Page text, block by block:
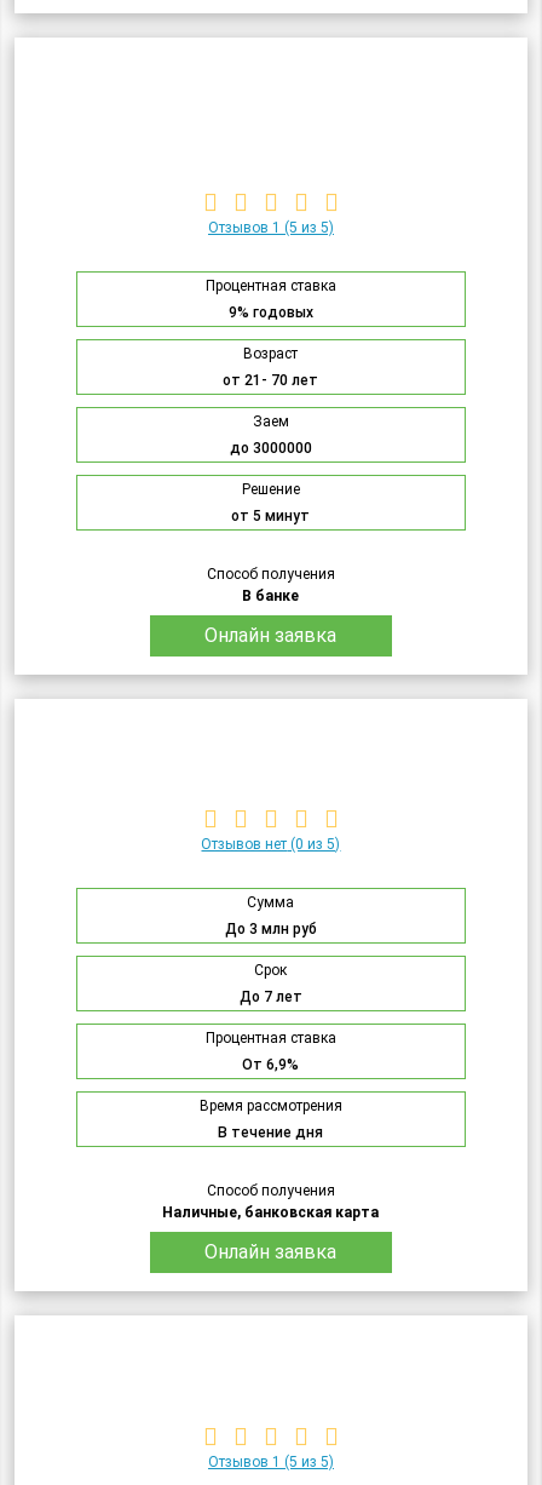
Отзывов 1 (5 из 5)
Процентная ставка
9% годовых
Возраст
от 21- 70 лет
Заем
до 3000000
Решение
от 5 минут
Способ получения
В банке
Онлайн заявка
Отзывов нет (0 из 5)
Сумма
До 3 млн руб
Срок
До 7 лет
Процентная ставка
От 6,9%
Время рассмотрения
В течение дня
Способ получения
Наличные, банковская карта
Онлайн заявка
Отзывов 1 (5 из 5)